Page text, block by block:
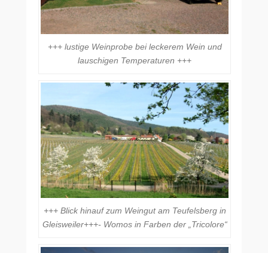
+++ lustige Weinprobe bei leckerem Wein und
lauschigen Temperaturen +++
+++ Blick hinauf zum Weingut am Teufelsberg in
Gleisweiler+++- Womos in Farben der „Tricolore“